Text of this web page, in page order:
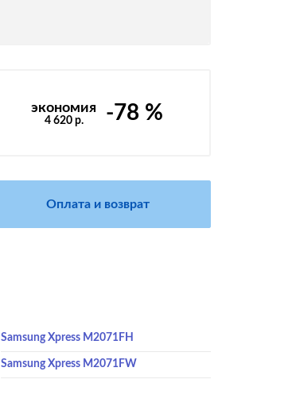
экономия
4 620 р. -78 %
Оплата и возврат
Samsung Xpress M2071FH
Samsung Xpress M2071FW